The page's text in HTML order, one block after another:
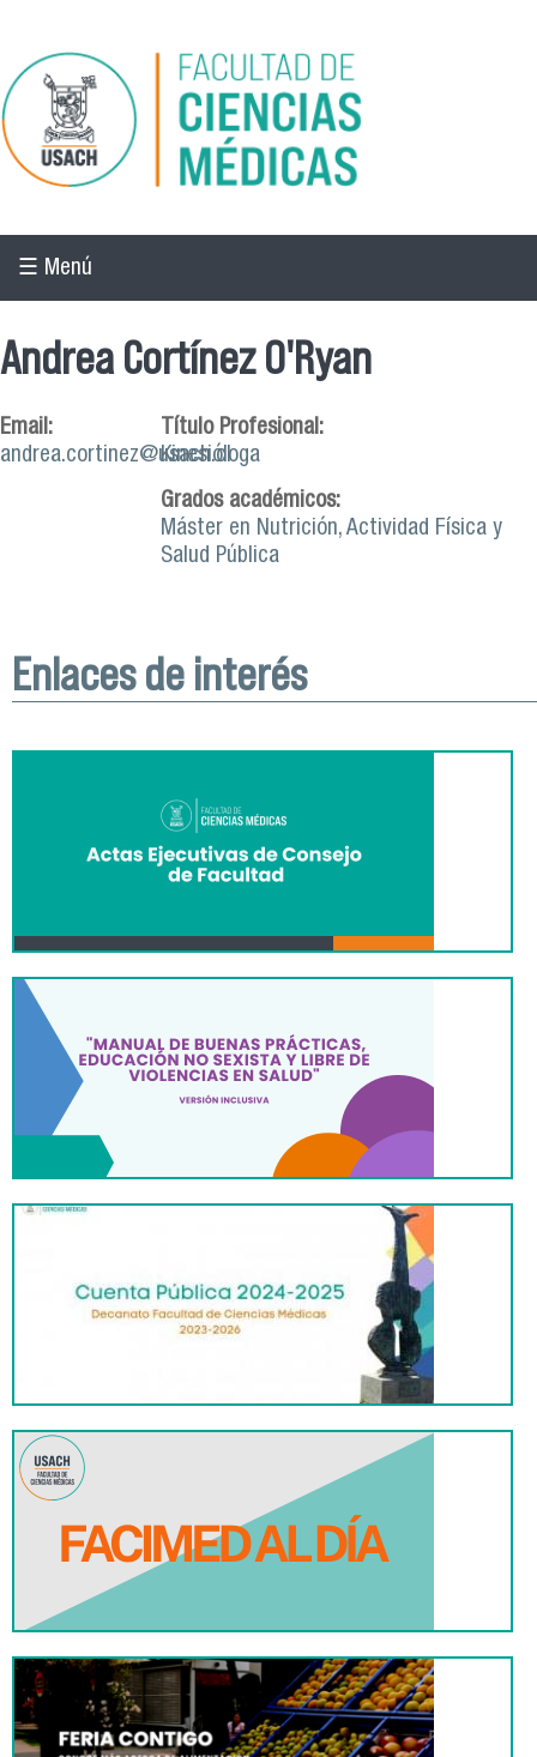
Pasar al contenido principal
☰ Menú
Andrea Cortínez O'Ryan
Email:
andrea.cortinez@usach.cl
Título Profesional:
Kinesióloga
Grados académicos:
Máster en Nutrición, Actividad Física y
Salud Pública
Enlaces de interés